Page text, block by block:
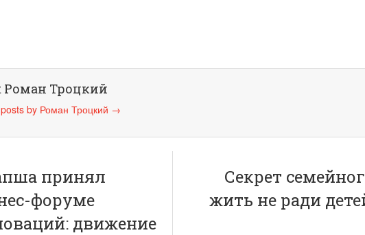
Роман Троцкий
by Роман Троцкий →
принял
форуме
движение
Секрет
жить не ради